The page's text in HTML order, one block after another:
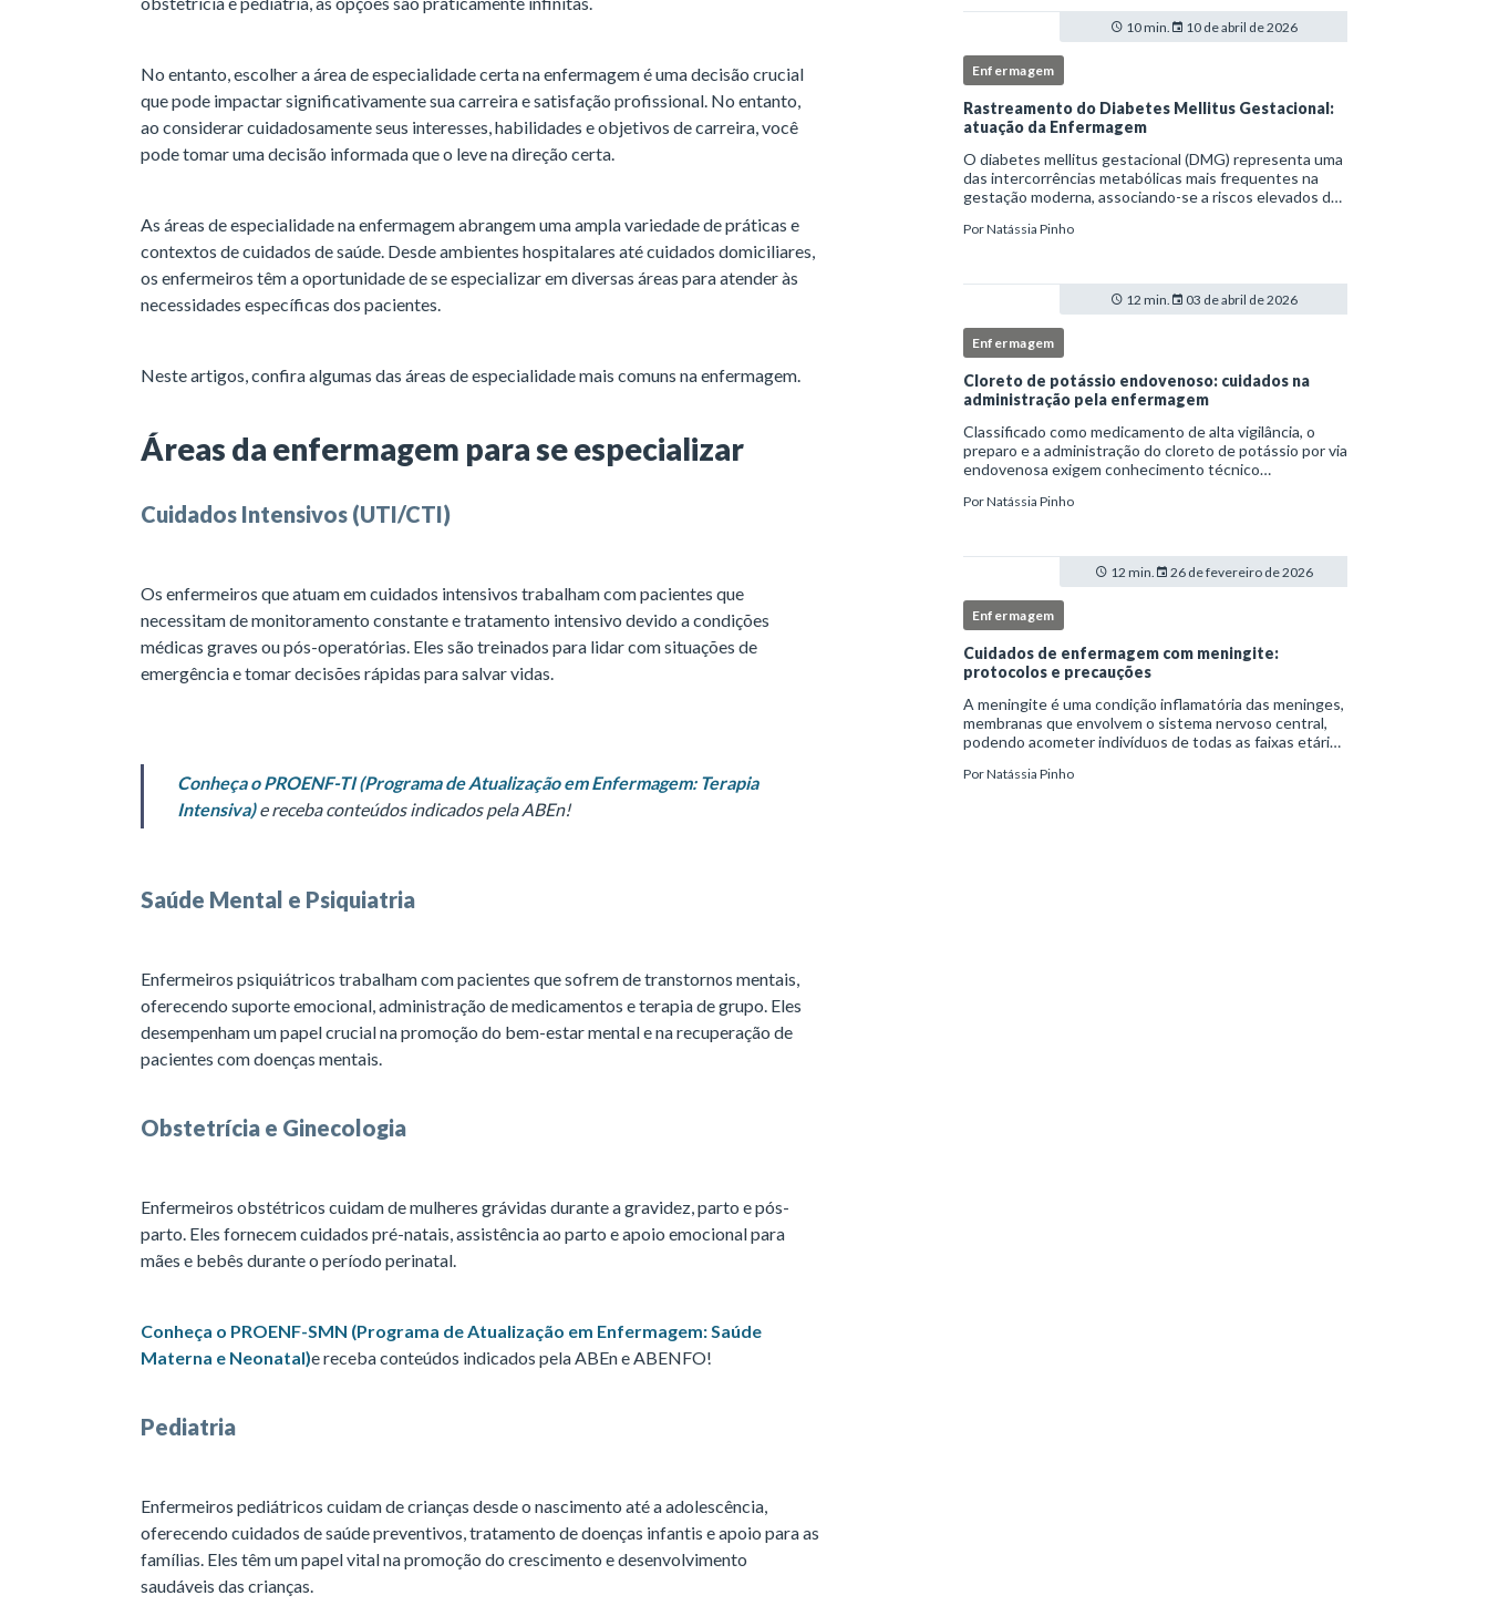
No entanto, escolher a área de especialidade certa na enfermagem é uma decisão crucial
que pode impactar significativamente sua carreira e satisfação profissional. No entanto,
ao considerar cuidadosamente seus interesses, habilidades e objetivos de carreira, você
pode tomar uma decisão informada que o leve na direção certa.
As áreas de especialidade na enfermagem abrangem uma ampla variedade de práticas e
contextos de cuidados de saúde. Desde ambientes hospitalares até cuidados domiciliares,
os enfermeiros têm a oportunidade de se especializar em diversas áreas para atender às
necessidades específicas dos pacientes.
Neste artigos, confira algumas das áreas de especialidade mais comuns na enfermagem.
Áreas da enfermagem para se especializar
Cuidados Intensivos (UTI/CTI)
Os enfermeiros que atuam em cuidados intensivos trabalham com pacientes que
necessitam de monitoramento constante e tratamento intensivo devido a condições
médicas graves ou pós-operatórias. Eles são treinados para lidar com situações de
emergência e tomar decisões rápidas para salvar vidas.
Conheça o PROENF-TI (Programa de Atualização em Enfermagem: Terapia
Intensiva)e receba conteúdos indicados pela ABEn!
Saúde Mental e Psiquiatria
Enfermeiros psiquiátricos trabalham com pacientes que sofrem de transtornos mentais,
oferecendo suporte emocional, administração de medicamentos e terapia de grupo. Eles
desempenham um papel crucial na promoção do bem-estar mental e na recuperação de
pacientes com doenças mentais.
Obstetrícia e Ginecologia
Enfermeiros obstétricos cuidam de mulheres grávidas durante a gravidez, parto e pós-
parto. Eles fornecem cuidados pré-natais, assistência ao parto e apoio emocional para
mães e bebês durante o período perinatal.
Conheça o PROENF-SMN (Programa de Atualização em Enfermagem: Saúde
Materna e Neonatal)e receba conteúdos indicados pela ABEn e ABENFO!
Pediatria
Enfermeiros pediátricos cuidam de crianças desde o nascimento até a adolescência,
oferecendo cuidados de saúde preventivos, tratamento de doenças infantis e apoio para as
famílias. Eles têm um papel vital na promoção do crescimento e desenvolvimento
saudáveis das crianças.
10 min. 10 de abril de 2026
Enfermagem
Rastreamento do Diabetes Mellitus Gestacional:
atuação da Enfermagem
O diabetes mellitus gestacional (DMG) representa uma
das intercorrências metabólicas mais frequentes na
gestação moderna, associando-se a riscos elevados de
identificado precocemente.Neste cenário, o enferm
PorNatássia Pinho
12 min. 03 de abril de 2026
Enfermagem
Cloreto de potássio endovenoso: cuidados na
administração pela enfermagem
Classificado como medicamento de alta vigilância, o
preparo e a administração do cloreto de potássio por via
endovenosa exigem conhecimento técnico
institucionais e atuação criteriosa da equipe de
PorNatássia Pinho
12 min. 26 de fevereiro de 2026
Enfermagem
Cuidados de enfermagem com meningite:
protocolos e precauções
A meningite é uma condição inflamatória das meninges,
membranas que envolvem o sistema nervoso central,
podendo acometer indivíduos de todas as faixas etárias
autolimitados até situações de extrem
PorNatássia Pinho